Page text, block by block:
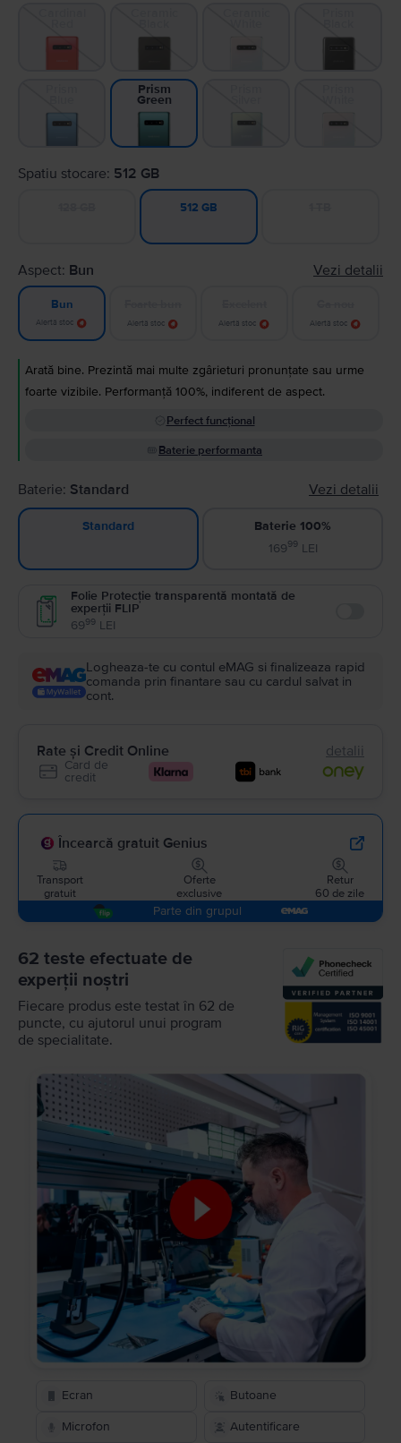
Prism
Green
Spatiu stocare: 512 GB
512 GB
Aspect: Bun Vezi detalii
Bun
Alertă stoc Alertă stoc Alertă stoc Alertă stoc
Arată bine. Prezintă mai multe zgârieturi pronunțate sau urme
foarte vizibile. Performanță 100%, indiferent de aspect.
Perfect funcțional
Baterie performanta
Baterie: Standard Vezi detalii
Standard
Baterie 100%
16999LEI
Folie Protecție transparentă montată de
experții FLIP
6999 LEI
Logheaza-te cu contul eMAG si finalizeaza rapid
comanda prin finantare sau cu cardul salvat in
cont.
Rate și Credit Online detalii
Card de
credit
Încearcă gratuit Genius
Transport
gratuit
Oferte
exclusive
Retur
60 de zile
Parte din grupul
62 teste efectuate de
experții noștri
Fiecare produs este testat în 62 de
puncte, cu ajutorul unui program
de specialitate.
Ecran Butoane
Microfon Autentificare